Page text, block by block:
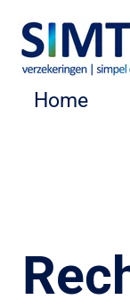
Ga
direct
naar
Home